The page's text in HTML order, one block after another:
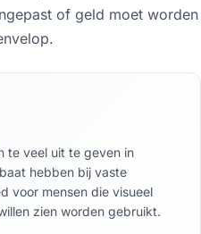
of geld moet worden
te veel uit te geven in
hebben bij vaste
voor mensen die visueel
zien worden gebruikt.